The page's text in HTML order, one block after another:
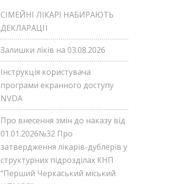
СІМЕЙНІ ЛІКАРІ НАБИРАЮТЬ
ДЕКЛАРАЦІЇ
Залишки ліків на 03.08.2026
Інструкція користувача
програми екранного доступу
NVDA
Про внесення змін до наказу від
01.01.2026№32 Про
затвердження лікарів-дублерів у
структурних підрозділах КНП
“Перший Черкаський міський